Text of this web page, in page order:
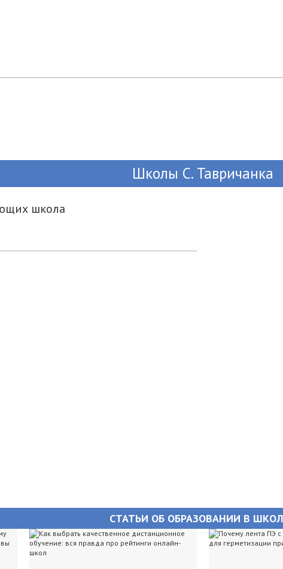
Школы C. Тавричанка
школа
СТАТЬИ ОБ ОБРАЗОВАНИИ В